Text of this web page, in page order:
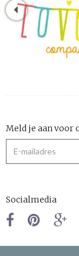
Meld je aan voor
Socialmedia